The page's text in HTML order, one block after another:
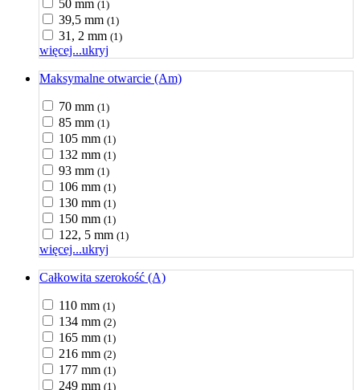
50 mm (1)
39,5 mm (1)
31, 2 mm (1)
więcej...ukryj
Maksymalne otwarcie (Am)
70 mm (1)
85 mm (1)
105 mm (1)
132 mm (1)
93 mm (1)
106 mm (1)
130 mm (1)
150 mm (1)
122, 5 mm (1)
więcej...ukryj
Całkowita szerokość (A)
110 mm (1)
134 mm (2)
165 mm (1)
216 mm (2)
177 mm (1)
249 mm (1)